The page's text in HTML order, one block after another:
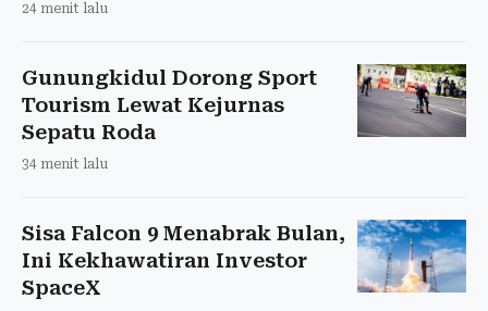
24 menit lalu
Gunungkidul Dorong Sport
Tourism Lewat Kejurnas
Sepatu Roda
34 menit lalu
Sisa Falcon 9 Menabrak Bulan,
Ini Kekhawatiran Investor
SpaceX